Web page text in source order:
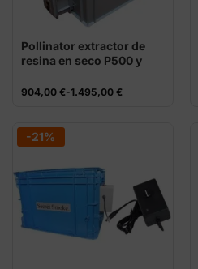
Pollinator extractor de
resina en seco P500 y
904,00 €-1.495,00 €
Rango
904,00 €
hasta
1.495,00 €
-21%